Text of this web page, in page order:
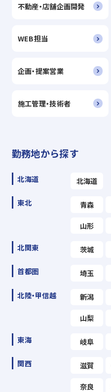
不動産・店舗企画開発
WEB担当
企画・提案営業
施工管理・技術者
勤務地から探す
北海道 北海道
東北 青森
山形
北関東 茨城
首都圏 埼玉
北陸・甲信越 新潟
山梨
東海 岐阜
関西 滋賀
奈良